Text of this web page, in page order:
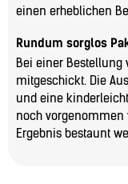
einen erheblichen
Rundum sorglos
Bei einer
mitgeschickt. Die
und eine
noch vorgenommen
Ergebnis bestaunt